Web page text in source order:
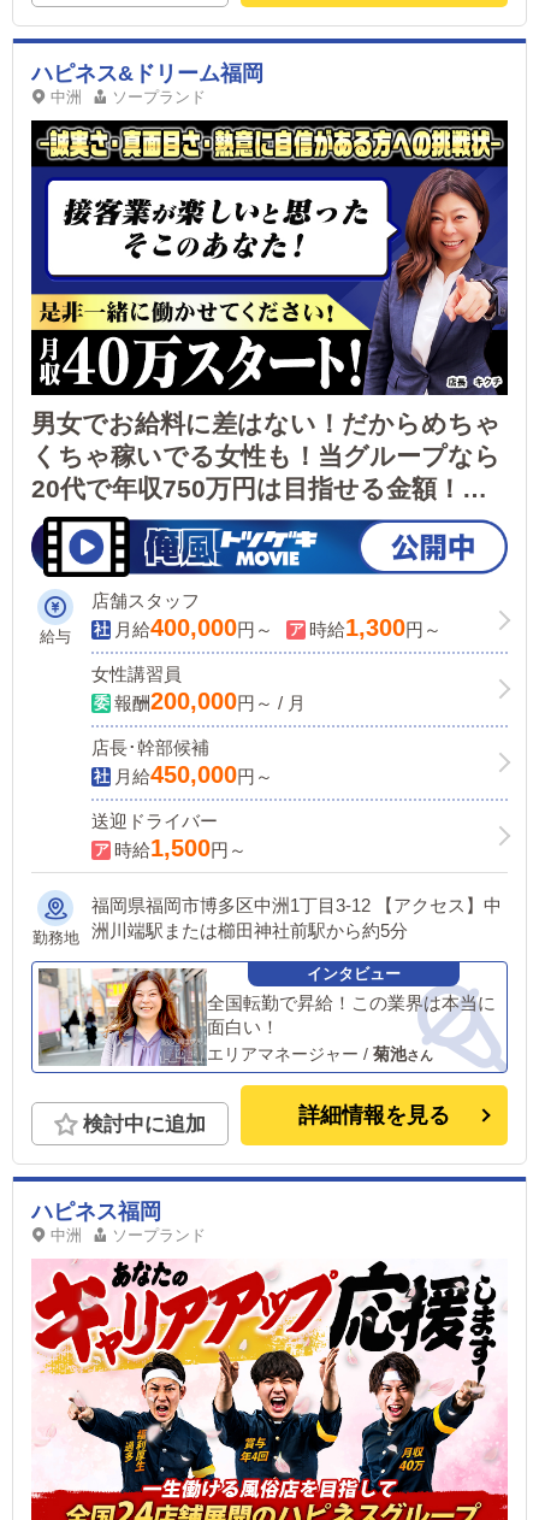
ハピネス&ドリーム福岡
中洲 ソープランド
男女でお給料に差はない！だからめちゃ
くちゃ稼いでる女性も！当グループなら
20代で年収750万円は目指せる金額！社
保完備/個人寮あり/各種手当あり/女性活
躍中/社保完備/大手グループの安心感！
給与
店舗スタッフ
月給400,000円～ 時給1,300円～
女性講習員
報酬200,000円～ / 月
店長･幹部候補
月給450,000円～
送迎ドライバー
時給1,500円～
勤務地
福岡県福岡市博多区中洲1丁目3-12 【アクセス】中
洲川端駅または櫛田神社前駅から約5分
全国転勤で昇給！この業界は本当に
面白い！
エリアマネージャー / 菊池
検討中に追加 詳細情報を見る
ハピネス福岡
中洲 ソープランド